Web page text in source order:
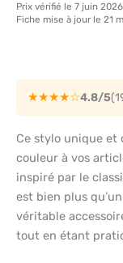
Prix vérifié le 7 juin 2026
Fiche mise à jour le 21
★★★★☆4.8/5
Ce stylo unique et
couleur à vos
inspiré par le
est bien plus
véritable
tout en étant